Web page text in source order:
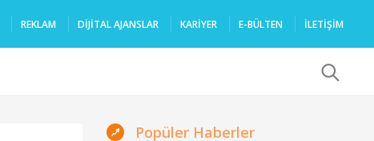
REKLAM DIJITAL AJANSLAR KARIYER E-BÜLTEN İLETİŞİM
Popüler Haberler